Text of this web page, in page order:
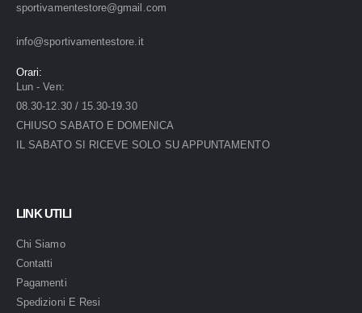
sportivamentestore@gmail.com
info@sportivamentestore.it
Orari:
Lun - Ven:
08.30-12.30 / 15.30-19.30
CHIUSO SABATO E DOMENICA
IL SABATO SI RICEVE SOLO SU APPUNTAMENTO
LINK UTILI
Chi Siamo
Contatti
Pagamenti
Spedizioni E Resi